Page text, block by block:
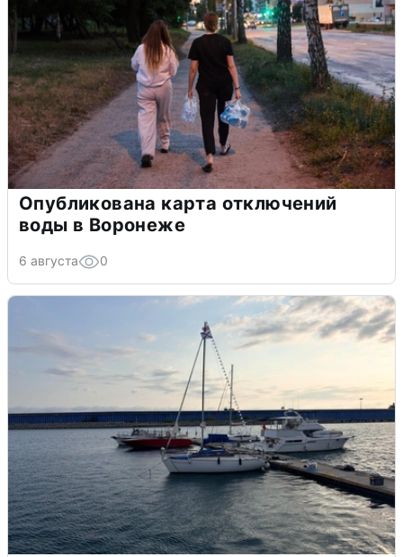
Опубликована карта отключений
воды в Воронеже
6 августа 0